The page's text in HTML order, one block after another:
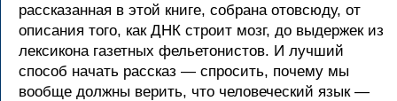
рассказанная в этой книге, собрана отовсюду, от
описания того, как ДНК строит мозг, до выдержек из
лексикона газетных фельетонистов. И лучший
способ начать рассказ — спросить, почему мы
вообще должны верить, что человеческий язык —